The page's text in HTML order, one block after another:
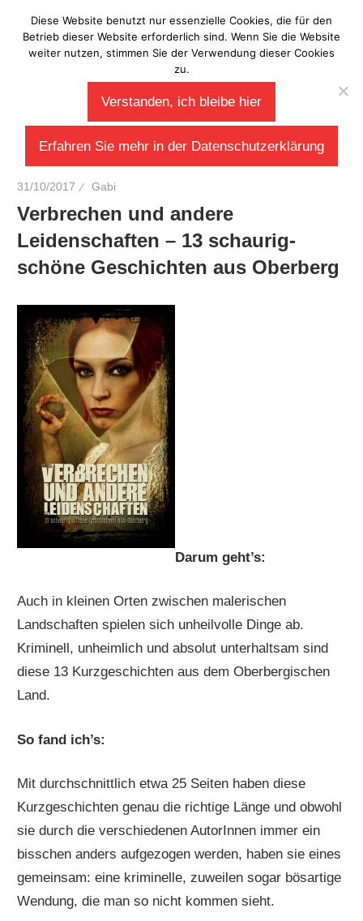
Inhalt
springen
Laberladen
31/10/2017 Gabi
Verbrechen und andere
Leidenschaften – 13 schaurig-
schöne Geschichten aus Oberberg
Darum geht’s:
Auch in kleinen Orten zwischen malerischen
Landschaften spielen sich unheilvolle Dinge ab.
Kriminell, unheimlich und absolut unterhaltsam sind
diese 13 Kurzgeschichten aus dem Oberbergischen
Land.
So fand ich’s:
Mit durchschnittlich etwa 25 Seiten haben diese
Kurzgeschichten genau die richtige Länge und obwohl
sie durch die verschiedenen AutorInnen immer ein
bisschen anders aufgezogen werden, haben sie eines
gemeinsam: eine kriminelle, zuweilen sogar bösartige
Wendung, die man so nicht kommen sieht.
Diese Website benutzt nur essenzielle Cookies, die für den
Betrieb dieser Website erforderlich sind. Wenn Sie die Website
weiter nutzen, stimmen Sie der Verwendung dieser Cookies
zu.
Verstanden, ich bleibe hier
Erfahren Sie mehr in der Datenschutzerklärung